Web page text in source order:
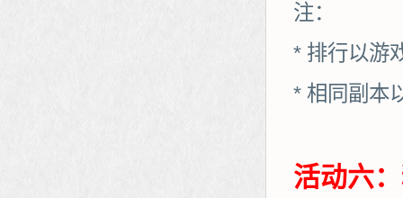
注：
* 排行以游
* 相同副本
活动六